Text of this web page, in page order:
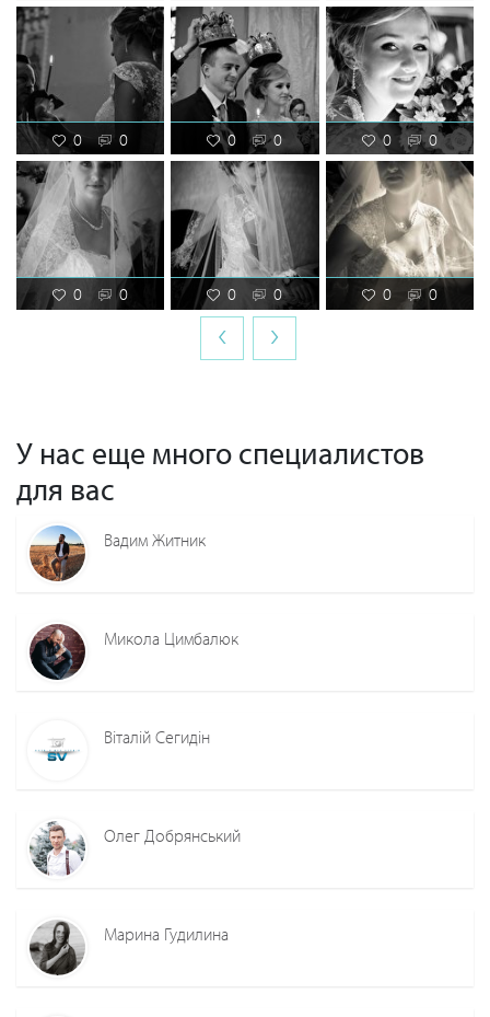
0 0 0 0 0 0
0 0 0 0 0 0
‹ ›
У нас еще много специалистов
для вас
Вадим Житник
Микола Цимбалюк
Віталій Сегидін
Олег Добрянський
Марина Гудилина